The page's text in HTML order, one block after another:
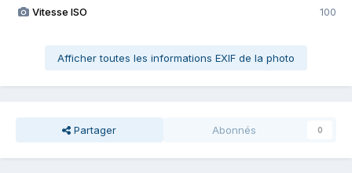
Vitesse ISO 100
Afficher toutes les informations EXIF de la photo
Partager Abonnés 0